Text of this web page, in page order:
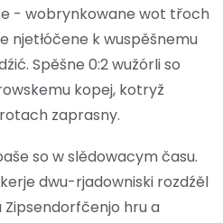
- wobrynkowane wot třoch
njetłóčene k wuspěšnemu
Spěšne 0:2 wužórli so
kopej, kotryž
zaprasny.
so w slědowacym času.
dwu-rjadowniski rozdźěl
Zipsendorfčenjo hru a